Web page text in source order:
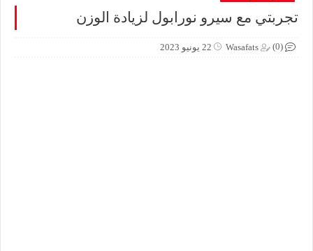
تجربتي مع سيرو نورابول لزيادة الوزن
Wasafats 22 يونيو 2023 (0)